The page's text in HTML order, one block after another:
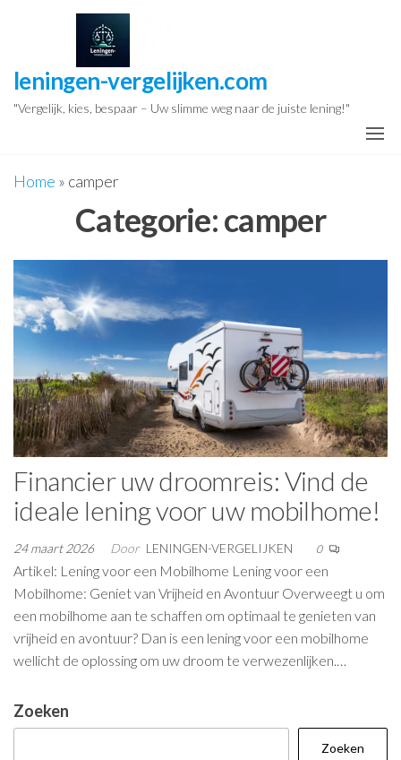
inhoud
leningen-vergelijken.com
"Vergelijk, kies, bespaar – Uw slimme weg naar de juiste lening!"
Home » camper
Categorie:camper
Financier uw droomreis: Vind de
ideale lening voor uw mobilhome!
24 maart 2026 Door LENINGEN-VERGELIJKEN 0
Artikel: Lening voor een Mobilhome Lening voor een
Mobilhome: Geniet van Vrijheid en Avontuur Overweegt u om
een mobilhome aan te schaffen om optimaal te genieten van
vrijheid en avontuur? Dan is een lening voor een mobilhome
wellicht de oplossing om uw droom te verwezenlijken.…
Zoeken
Zoeken